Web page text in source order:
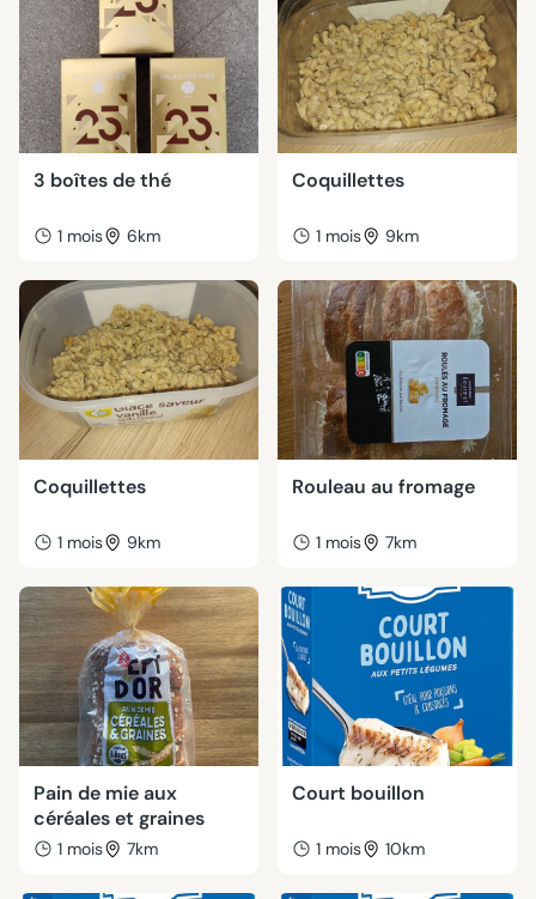
3 boîtes de thé
1 mois 6km
Coquillettes
1 mois 9km
Coquillettes
1 mois 9km
Rouleau au fromage
1 mois 7km
Pain de mie aux
céréales et graines
1 mois 7km
Court bouillon
1 mois 10km